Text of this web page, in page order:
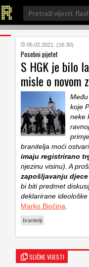
Search
for:
05.02.2021. (16:30)
Posebni pijetet
S HGK je bilo
misle o novom
koje
neke
branitelja moći
imaju registrirano
njezinu visinu). A
zapošljavanju djece
bi biti predmet
deklarirane
Marko Biočina
branitelji
SLIČNE VIJESTI